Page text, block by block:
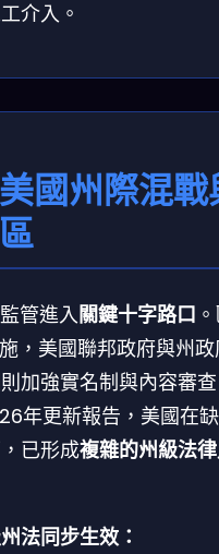
介入。
國州際混戰
管進入關鍵十字路口
，美國聯邦政府與州
加強實名制與內容審
年更新報告，美國在
已形成複雜的州級法
法同步生效：